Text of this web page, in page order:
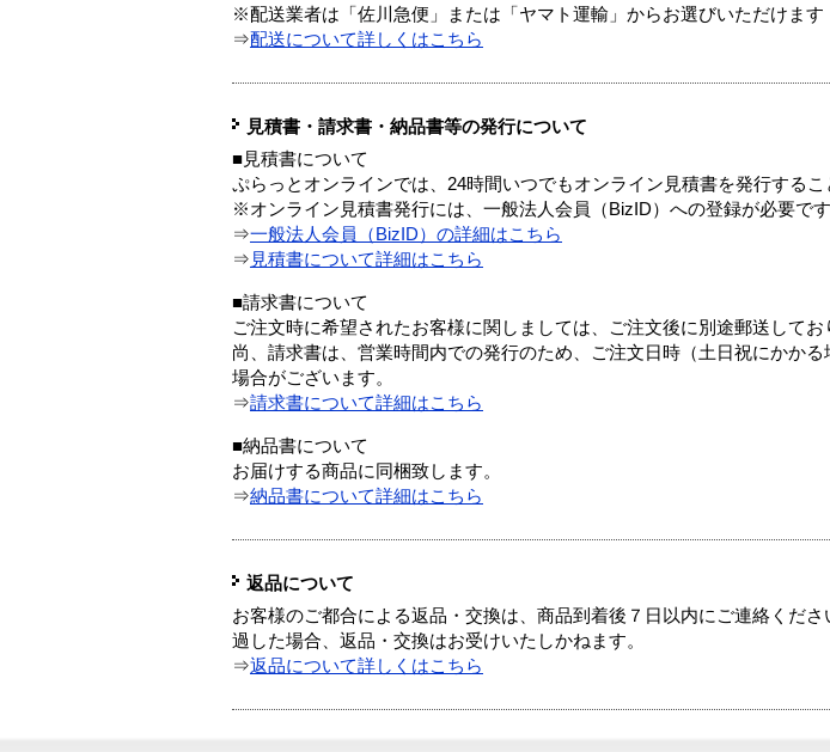
※配送業者は「佐川急便」または「ヤマト運輸」からお選びいただけます
⇒配送について詳しくはこちら
見積書・請求書・納品書等の発行について
■見積書について
ぷらっとオンラインでは、24時間いつでもオンライン見積書を発行するこ
※オンライン見積書発行には、一般法人会員（BizID）への登録が必要です
⇒一般法人会員（BizID）の詳細はこちら
⇒ 見積書について詳細はこちら
■請求書について
ご注文時に希望されたお客様に関しましては、ご注文後に別途郵送してお
尚、請求書は、営業時間内での発行のため、ご注文日時（土日祝にかか
場合がございます。
⇒請求書について詳細はこちら
■納品書について
お届けする商品に同梱致します。
⇒納品書について詳細はこちら
返品について
お客様のご都合による返品・交換は、商品到着後７日以内にご連絡くだ
過した場合、返品・交換はお受けいたしかねます。
⇒返品について詳しくはこちら